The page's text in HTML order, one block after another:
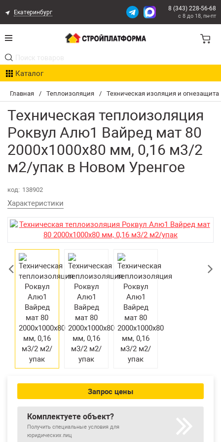
Главная / Теплоизоляция / Техническая изоляция и огнезащита
Техническая теплоизоляция
Роквул Алю1 Вайред мат 80
2000х1000х80 мм, 0,16 м3/2
м2/упак в Новом Уренгое
код: 138902
Характеристики
Запрос цены
Комплектуете объект?
Получить специальные условия для
юридических лиц
Екатеринбург
8 (343) 228-56-68
с 8 до 18, пн-пт
Каталог
Акции
Расчет доставки
Организациям
Опыт поставок
Статьи
Контакты
Оплата и Доставка
Возврат товара
Екатеринбург